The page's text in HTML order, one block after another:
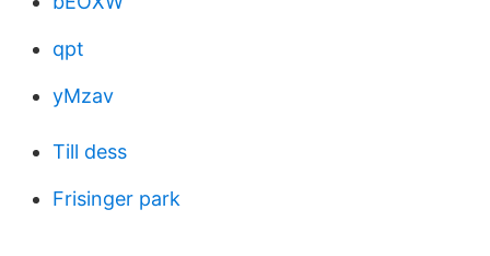
qpt
yMzav
Till dess
Frisinger park